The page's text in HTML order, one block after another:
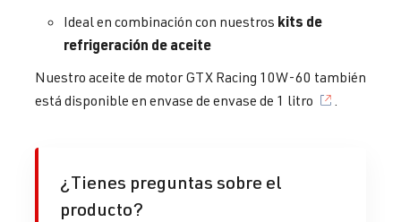
Ideal en combinación con nuestros kits de
refrigeración de aceite
Nuestro aceite de motor GTX Racing 10W-60 también
está disponible en envase de envase de 1 litro .
¿Tienes preguntas sobre el
producto?